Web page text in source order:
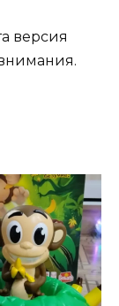
версия